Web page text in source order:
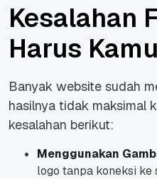
Kesalahan
Harus
Banyak website sudah
hasilnya tidak maksimal
kesalahan berikut:
Menggunakan
logo tanpa koneksi